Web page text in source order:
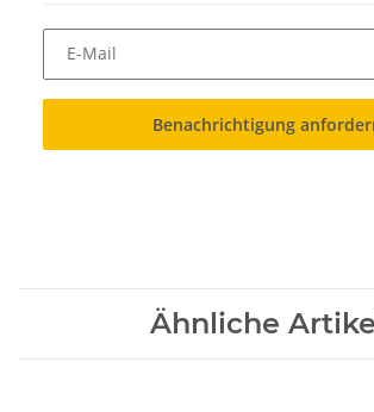
E-Mail
Benachrichtigung
Ähnliche